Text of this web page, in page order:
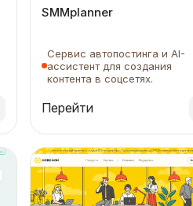
SMMplanner
Сервис автопостинга и AI-
ассистент для создания
контента в соцсетях.
Перейти